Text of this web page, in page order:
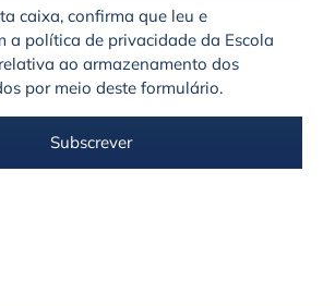
caixa, confirma que leu e
a política de privacidade da Escola
ao armazenamento dos
por meio deste formulário.
Subscrever